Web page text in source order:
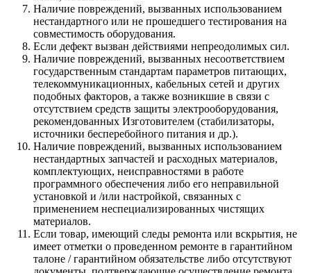
Наличие повреждений, вызванных использованием
нестандартного или не прошедшего тестирования на
совместимость оборудования.
Если дефект вызван действиями непреодолимых сил.
Наличие повреждений, вызванных несоответствием
государственным стандартам параметров питающих,
телекоммуникационных, кабельных сетей и других
подобных факторов, а также возникшие в связи с
отсутствием средств защиты электрооборудования,
рекомендованных Изготовителем (стабилизаторы,
источники бесперебойного питания и др.).
Наличие повреждений, вызванных использованием
нестандартных запчастей и расходных материалов,
комплектующих, неисправностями в работе
программного обеспечения либо его неправильной
установкой и /или настройкой, связанных с
применением неспециализированных чистящих
материалов.
Если товар, имеющий следы ремонта или вскрытия, не
имеет отметки о проведенном ремонте в гарантийном
талоне / гарантийном обязательстве либо отсутствуют